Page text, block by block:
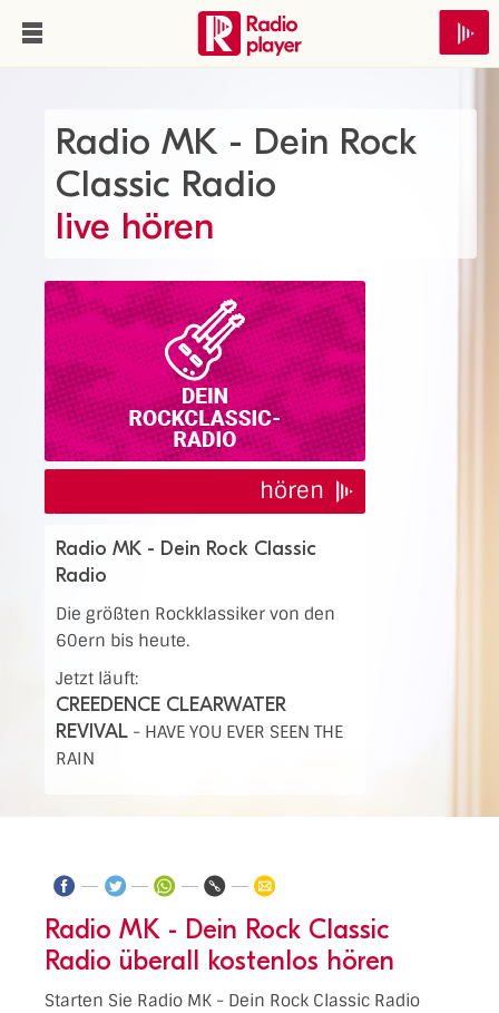
Radio MK - Dein Rock
Classic Radio
live hören
hören
Radio MK - Dein Rock Classic
Radio
Die größten Rockklassiker von den
60ern bis heute.
Jetzt läuft:
CREEDENCE CLEARWATER
REVIVAL - HAVE YOU EVER SEEN THE
RAIN
Radio MK - Dein Rock Classic
Radio überall kostenlos hören
Starten Sie Radio MK - Dein Rock Classic Radio